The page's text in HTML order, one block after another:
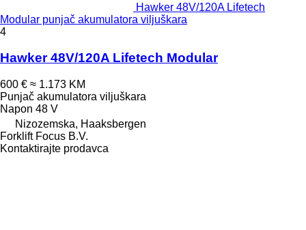
Hawker 48V/120A Lifetech
Modular punjač akumulatora viljuškara
4
Hawker 48V/120A Lifetech Modular
600 € ≈ 1.173 KM
Punjač akumulatora viljuškara
Napon 48 V
Nizozemska, Haaksbergen
Forklift Focus B.V.
Kontaktirajte prodavca